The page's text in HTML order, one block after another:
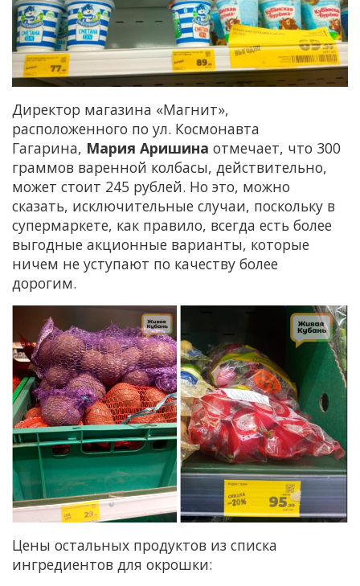
Директор магазина «Магнит»,
расположенного по ул. Космонавта
Гагарина, Мария Аришина отмечает, что 300
граммов варенной колбасы, действительно,
может стоит 245 рублей. Но это, можно
сказать, исключительные случаи, поскольку в
супермаркете, как правило, всегда есть более
выгодные акционные варианты, которые
ничем не уступают по качеству более
дорогим.
Цены остальных продуктов из списка
ингредиентов для окрошки: